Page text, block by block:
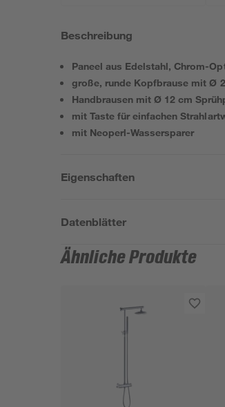
Beschreibung
Paneel aus Edelstahl, Chrom-
große, runde Kopfbrause mit Ø
Handbrausen mit Ø 12 cm
mit Taste für einfachen
mit Neoperl-Wassersparer
Eigenschaften
Datenblätter
Ähnliche Produkte